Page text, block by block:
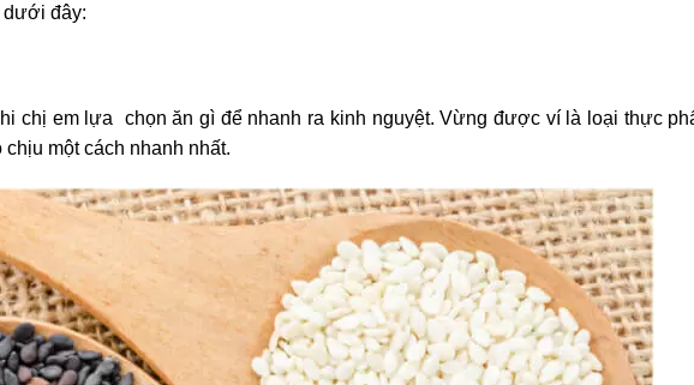
đây:
chị em lựa chọn ăn gì để nhanh ra kinh nguyệt. Vừng được ví là loại thực
một cách nhanh nhất.